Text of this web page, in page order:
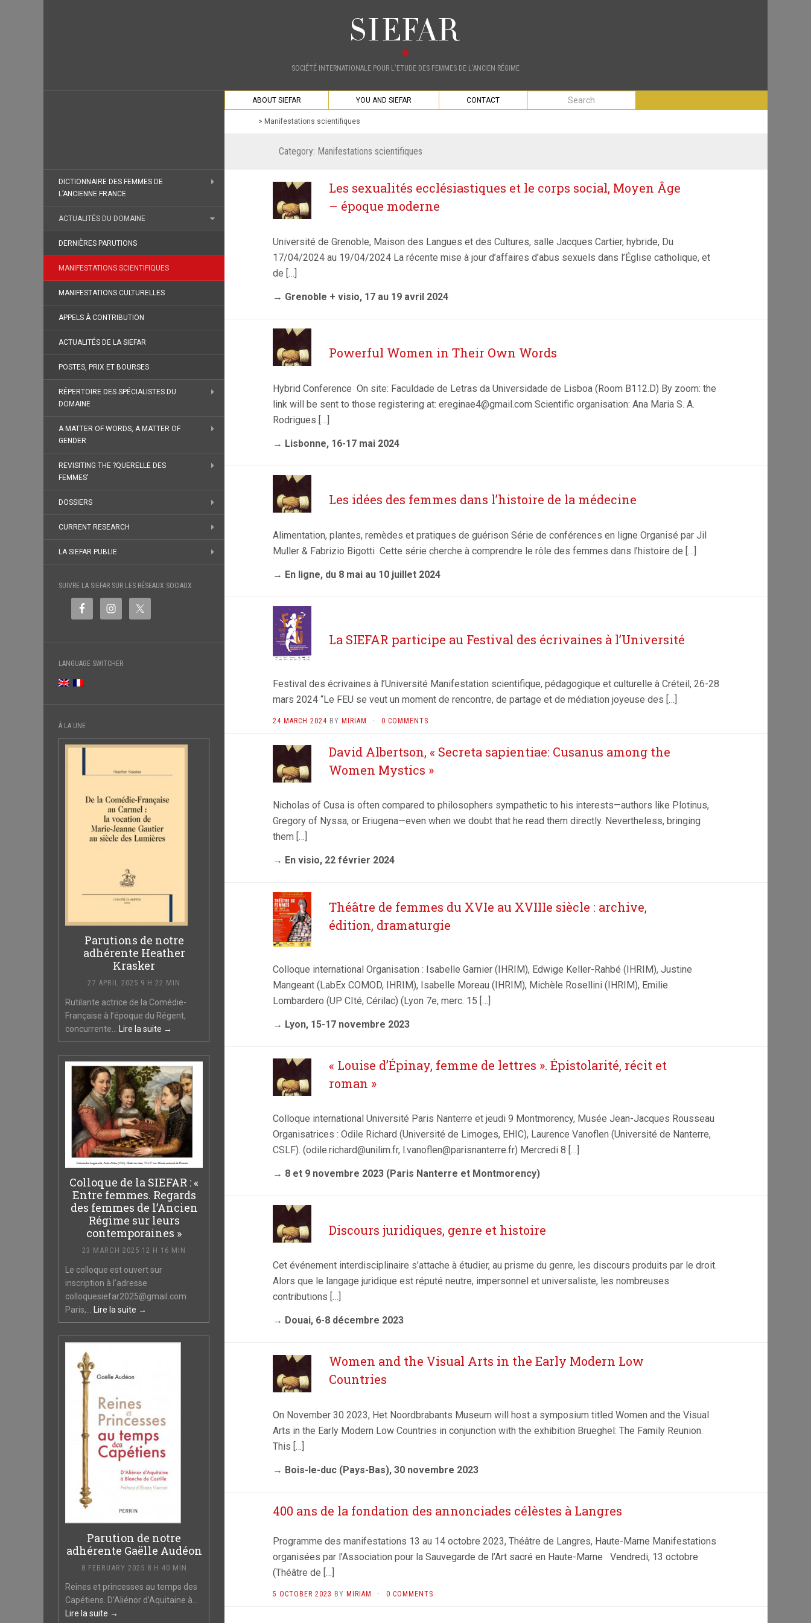
SOCIÉTÉ INTERNATIONALE POUR L'ETUDE DES FEMMES DE L'ANCIEN RÉGIME
DICTIONNAIRE DES FEMMES DE
L’ANCIENNE FRANCE
ACTUALITÉS DU DOMAINE
DERNIÈRES PARUTIONS
MANIFESTATIONS SCIENTIFIQUES
MANIFESTATIONS CULTURELLES
APPELS À CONTRIBUTION
ACTUALITÉS DE LA SIEFAR
POSTES, PRIX ET BOURSES
RÉPERTOIRE DES SPÉCIALISTES DU
DOMAINE
A MATTER OF WORDS, A MATTER OF
GENDER
REVISITING THE ?QUERELLE DES
FEMMES’
DOSSIERS
CURRENT RESEARCH
LA SIEFAR PUBLIE
SUIVRE LA SIEFAR SUR LES RÉSEAUX SOCIAUX
LANGUAGE SWITCHER
À LA UNE
Parutions de notre
adhérente Heather
Krasker
27 APRIL 2025 9 H 22 MIN
Rutilante actrice de la Comédie-
Française à l’époque du Régent,
concurrente... Lire la suite →
Colloque de la SIEFAR : «
Entre femmes. Regards
des femmes de l’Ancien
Régime sur leurs
contemporaines »
23 MARCH 2025 12 H 16 MIN
Le colloque est ouvert sur
inscription à l’adresse
colloquesiefar2025@gmail.com
Paris,... Lire la suite →
Parution de notre
adhérente Gaëlle Audéon
8 FEBRUARY 2025 8 H 40 MIN
Reines et princesses au temps des
Capétiens. D’Aliénor d’Aquitaine à...
Lire la suite →
ABOUT SIEFAR YOU AND SIEFAR CONTACT
> Manifestations scientifiques
Category: Manifestations scientifiques
Les sexualités ecclésiastiques et le corps social, Moyen Âge
– époque moderne
Université de Grenoble, Maison des Langues et des Cultures, salle Jacques Cartier, hybride, Du
17/04/2024 au 19/04/2024 La récente mise à jour d’affaires d’abus sexuels dans l’Église catholique, et
de […]
→ Grenoble + visio, 17 au 19 avril 2024
Powerful Women in Their Own Words
Hybrid Conference On site: Faculdade de Letras da Universidade de Lisboa (Room B112.D) By zoom: the
link will be sent to those registering at: ereginae4@gmail.com Scientific organisation: Ana Maria S. A.
Rodrigues […]
→ Lisbonne, 16-17 mai 2024
Les idées des femmes dans l’histoire de la médecine
Alimentation, plantes, remèdes et pratiques de guérison Série de conférences en ligne Organisé par Jil
Muller & Fabrizio Bigotti Cette série cherche à comprendre le rôle des femmes dans l’histoire de […]
→ En ligne, du 8 mai au 10 juillet 2024
La SIEFAR participe au Festival des écrivaines à l’Université
Festival des écrivaines à l’Université Manifestation scientifique, pédagogique et culturelle à Créteil, 26-28
mars 2024 “Le FEU se veut un moment de rencontre, de partage et de médiation joyeuse des […]
24 MARCH 2024 BY MIRIAM · 0 COMMENTS
David Albertson, « Secreta sapientiae: Cusanus among the
Women Mystics »
Nicholas of Cusa is often compared to philosophers sympathetic to his interests—authors like Plotinus,
Gregory of Nyssa, or Eriugena—even when we doubt that he read them directly. Nevertheless, bringing
them […]
→ En visio, 22 février 2024
Théâtre de femmes du XVIe au XVIIIe siècle : archive,
édition, dramaturgie
Colloque international Organisation : Isabelle Garnier (IHRIM), Edwige Keller-Rahbé (IHRIM), Justine
Mangeant (LabEx COMOD, IHRIM), Isabelle Moreau (IHRIM), Michèle Rosellini (IHRIM), Emilie
Lombardero (UP CIté, Cérilac) (Lyon 7e, merc. 15 […]
→ Lyon, 15-17 novembre 2023
« Louise d’Épinay, femme de lettres ». Épistolarité, récit et
roman »
Colloque international Université Paris Nanterre et jeudi 9 Montmorency, Musée Jean-Jacques Rousseau
Organisatrices : Odile Richard (Université de Limoges, EHIC), Laurence Vanoflen (Université de Nanterre,
CSLF). (odile.richard@unilim.fr, l.vanoflen@parisnanterre.fr) Mercredi 8 […]
→ 8 et 9 novembre 2023 (Paris Nanterre et Montmorency)
Discours juridiques, genre et histoire
Cet événement interdisciplinaire s’attache à étudier, au prisme du genre, les discours produits par le droit.
Alors que le langage juridique est réputé neutre, impersonnel et universaliste, les nombreuses
contributions […]
→ Douai, 6-8 décembre 2023
Women and the Visual Arts in the Early Modern Low
Countries
On November 30 2023, Het Noordbrabants Museum will host a symposium titled Women and the Visual
Arts in the Early Modern Low Countries in conjunction with the exhibition Brueghel: The Family Reunion.
This […]
→ Bois-le-duc (Pays-Bas), 30 novembre 2023
400 ans de la fondation des annonciades célèstes à Langres
Programme des manifestations 13 au 14 octobre 2023, Théâtre de Langres, Haute-Marne Manifestations
organisées par l’Association pour la Sauvegarde de l’Art sacré en Haute-Marne Vendredi, 13 octobre
(Théâtre de […]
5 OCTOBER 2023 BY MIRIAM · 0 COMMENTS